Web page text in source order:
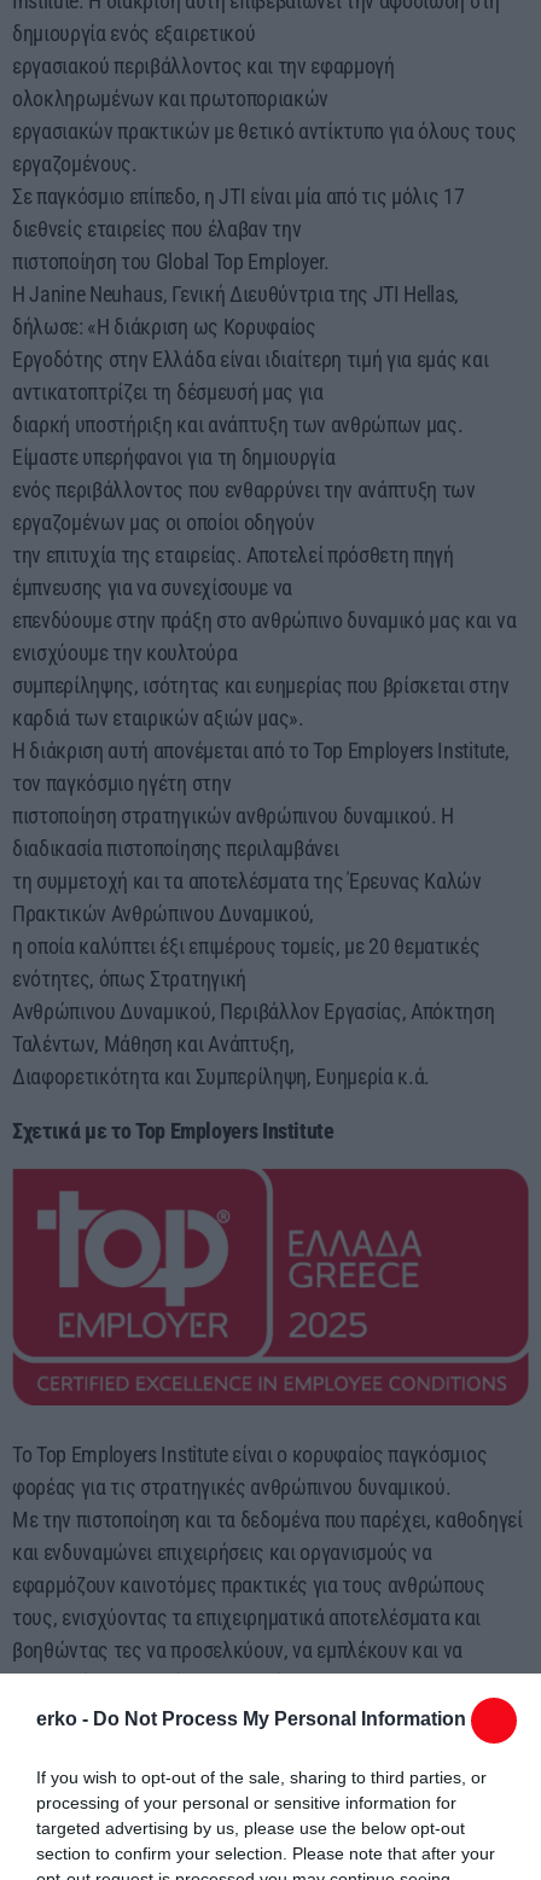
erko - Do Not Process My Personal Information
If you wish to opt-out of the sale, sharing to third parties, or
processing of your personal or sensitive information for
targeted advertising by us, please use the below opt-out
section to confirm your selection. Please note that after your
δημιουργία ενός εξαιρετικού
εργασιακού περιβάλλοντος και την εφαρμογή
ολοκληρωμένων και πρωτοποριακών
εργασιακών πρακτικών με θετικό αντίκτυπο για όλους τους
εργαζομένους.
Σε παγκόσμιο επίπεδο, η JTI είναι μία από τις μόλις 17
διεθνείς εταιρείες που έλαβαν την
πιστοποίηση του Global Top Employer.
Η Janine Neuhaus, Γενική Διευθύντρια της JTI Hellas,
δήλωσε: «Η διάκριση ως Κορυφαίος
Εργοδότης στην Ελλάδα είναι ιδιαίτερη τιμή για εμάς και
αντικατοπτρίζει τη δέσμευσή μας για
διαρκή υποστήριξη και ανάπτυξη των ανθρώπων μας.
Είμαστε υπερήφανοι για τη δημιουργία
ενός περιβάλλοντος που ενθαρρύνει την ανάπτυξη των
εργαζομένων μας οι οποίοι οδηγούν
την επιτυχία της εταιρείας. Αποτελεί πρόσθετη πηγή
έμπνευσης για να συνεχίσουμε να
επενδύουμε στην πράξη στο ανθρώπινο δυναμικό μας και να
ενισχύουμε την κουλτούρα
συμπερίληψης, ισότητας και ευημερίας που βρίσκεται στην
καρδιά των εταιρικών αξιών μας».
Η διάκριση αυτή απονέμεται από το Top Employers Institute,
τον παγκόσμιο ηγέτη στην
πιστοποίηση στρατηγικών ανθρώπινου δυναμικού. Η
διαδικασία πιστοποίησης περιλαμβάνει
τη συμμετοχή και τα αποτελέσματα της Έρευνας Καλών
Πρακτικών Ανθρώπινου Δυναμικού,
η οποία καλύπτει έξι επιμέρους τομείς, με 20 θεματικές
ενότητες, όπως Στρατηγική
Ανθρώπινου Δυναμικού, Περιβάλλον Εργασίας, Απόκτηση
Ταλέντων, Μάθηση και Ανάπτυξη,
Διαφορετικότητα και Συμπερίληψη, Ευημερία κ.ά.
Σχετικά με το Top Employers Institute
Το Top Employers Institute είναι ο κορυφαίος παγκόσμιος
φορέας για τις στρατηγικές ανθρώπινου δυναμικού.
Με την πιστοποίηση και τα δεδομένα που παρέχει, καθοδηγεί
και ενδυναμώνει επιχειρήσεις και οργανισμούς να
εφαρμόζουν καινοτόμες πρακτικές για τους ανθρώπους
τους, ενισχύοντας τα επιχειρηματικά αποτελέσματα και
βοηθώντας τες να προσελκύουν, να εμπλέκουν και να
διατηρούν ταλαντούχους ανθρώπους. Το 2025, το
πρόγραμμα του Top Employers Institute έχει πιστοποιήσει και
χώρες/περιοχές σε πέντε ηπείρους, επηρεάζοντας θετικά τη
ζωή περισσότερων από 13 εκατομμυρίων
εργαζομένων παγκοσμίως.